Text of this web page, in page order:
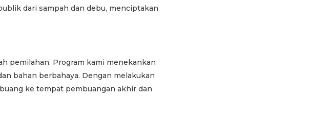
dari sampah dan debu, menciptakan
pemilahan. Program kami menekankan
bahan berbahaya. Dengan melakukan
ke tempat pembuangan akhir dan